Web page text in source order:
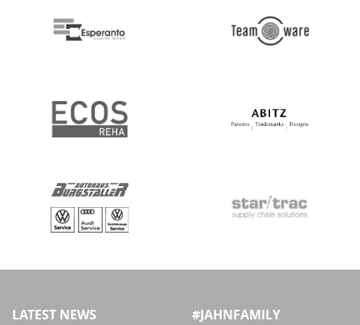
LATEST NEWS
#JAHNFAMILY